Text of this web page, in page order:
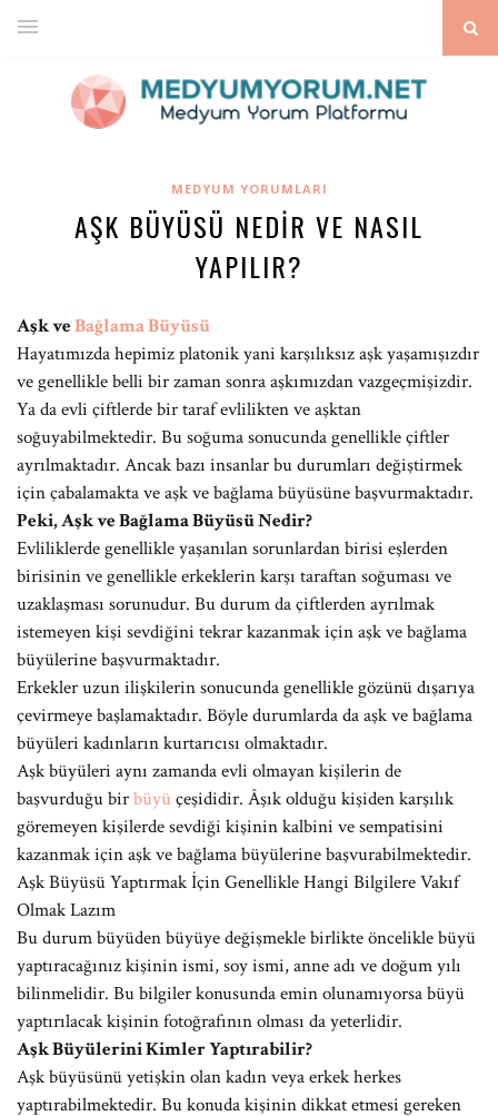
MEDYUM YORUMLARI
AŞK BÜYÜSÜ NEDIR VE NASIL
YAPILIR?
Aşk veBağlama Büyüsü
Hayatımızda hepimiz platonik yani karşılıksız aşk yaşamışızdır
ve genellikle belli bir zaman sonra aşkımızdan vazgeçmişizdir.
Ya da evli çiftlerde bir taraf evlilikten ve aşktan
soğuyabilmektedir. Bu soğuma sonucunda genellikle çiftler
ayrılmaktadır. Ancak bazı insanlar bu durumları değiştirmek
için çabalamakta ve aşk ve bağlama büyüsüne başvurmaktadır.
Peki, Aşk ve Bağlama Büyüsü Nedir?
Evliliklerde genellikle yaşanılan sorunlardan birisi eşlerden
birisinin ve genellikle erkeklerin karşı taraftan soğuması ve
uzaklaşması sorunudur. Bu durum da çiftlerden ayrılmak
istemeyen kişi sevdiğini tekrar kazanmak için aşk ve bağlama
büyülerine başvurmaktadır.
Erkekler uzun ilişkilerin sonucunda genellikle gözünü dışarıya
çevirmeye başlamaktadır. Böyle durumlarda da aşk ve bağlama
büyüleri kadınların kurtarıcısı olmaktadır.
Aşk büyüleri aynı zamanda evli olmayan kişilerin de
başvurduğu birbüyü çeşididir. Âşık olduğu kişiden karşılık
göremeyen kişilerde sevdiği kişinin kalbini ve sempatisini
kazanmak için aşk ve bağlama büyülerine başvurabilmektedir.
Aşk Büyüsü Yaptırmak İçin Genellikle Hangi Bilgilere Vakıf
Olmak Lazım
Bu durum büyüden büyüye değişmekle birlikte öncelikle büyü
yaptıracağınız kişinin ismi, soy ismi, anne adı ve doğum yılı
bilinmelidir. Bu bilgiler konusunda emin olunamıyorsa büyü
yaptırılacak kişinin fotoğrafının olması da yeterlidir.
Aşk Büyülerini Kimler Yaptırabilir?
Aşk büyüsünü yetişkin olan kadın veya erkek herkes
yaptırabilmektedir. Bu konuda kişinin dikkat etmesi gereken